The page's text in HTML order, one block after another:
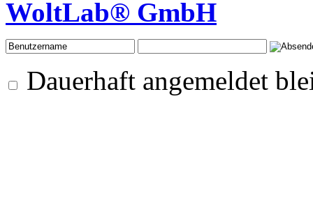
WoltLab® GmbH
Dauerhaft angemeldet